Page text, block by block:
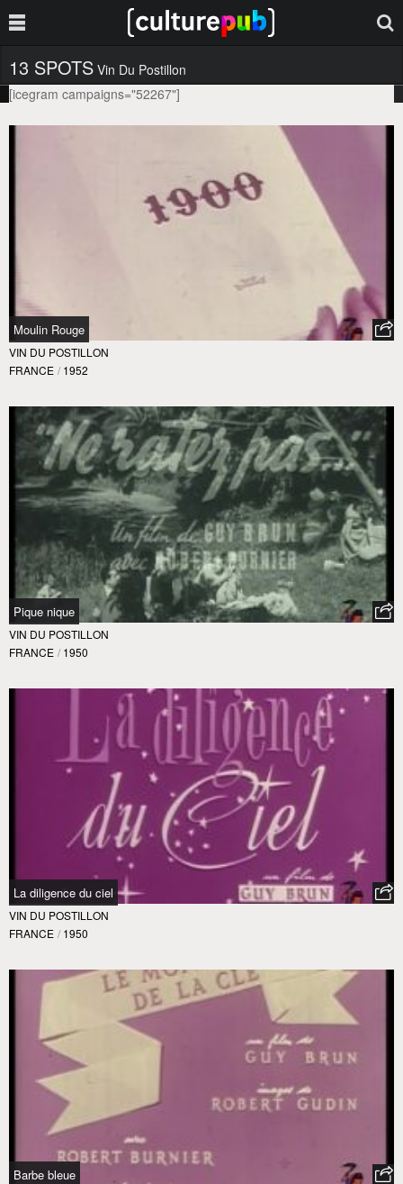
13 SPOTS Vin Du Postillon
[icegram campaigns="52267"]
Moulin Rouge
VIN DU POSTILLON
FRANCE / 1952
Pique nique
VIN DU POSTILLON
FRANCE / 1950
La diligence du ciel
VIN DU POSTILLON
FRANCE / 1950
Barbe bleue